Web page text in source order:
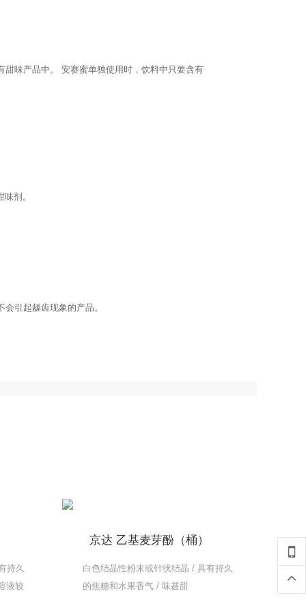
味产品中。 安赛蜜单独使用时，饮料中只要含有
剂。
引起龌齿现象的产品。
持久
液较
京达 乙基麦芽酚（桶）
白色结晶性粉末或针状结晶 / 具有持久
的焦糖和水果香气 / 味甚甜